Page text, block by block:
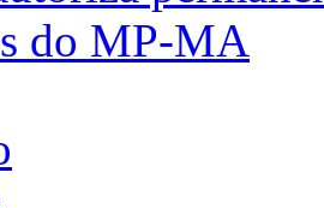
do MP-MA